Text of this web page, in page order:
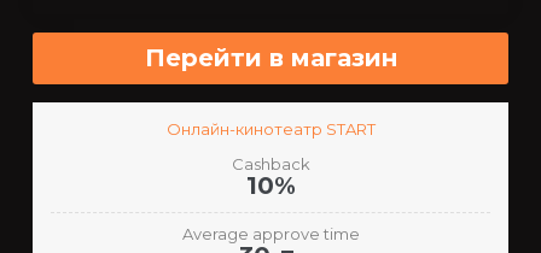
Перейти в магазин
Онлайн-кинотеатр START
Cashback
10%
Average approve time